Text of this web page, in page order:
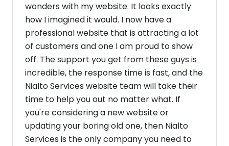
wonders with my website. It looks exactly
how I imagined it would. I now have a
professional website that is attracting a lot
of customers and one I am proud to show
off. The support you get from these guys is
incredible, the response time is fast, and the
Nialto Services website team will take their
time to help you out no matter what. If
you're considering a new website or
updating your boring old one, then Nialto
Services is the only company you need to